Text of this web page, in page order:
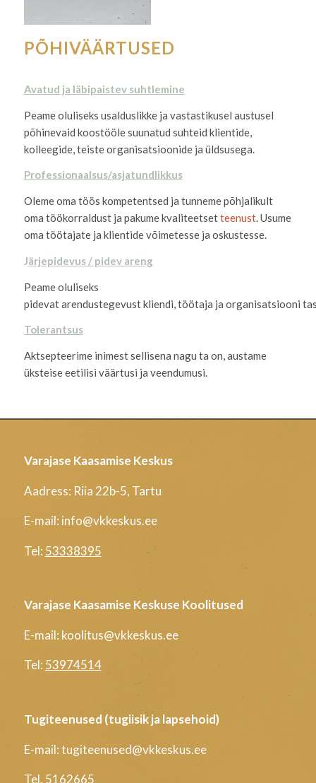
PÕHIVÄÄRTUSED
Avatud ja läbipaistev suhtlemine
Peame oluliseks usalduslikke ja vastastikusel austusel
põhinevaid koostööle suunatud suhteid klientide,
kolleegide, teiste organisatsioonide ja üldsusega.
Professionaalsus/asjatundlikkus
Oleme oma töös kompetentsed ja tunneme põhjalikult
oma töökorraldust ja pakume kvaliteetsetteenust. Usume
oma töötajate ja klientide võimetesse ja oskustesse.
Järjepidevus / pidev areng
Peame oluliseks
pidevat arendustegevust kliendi, töötaja ja organisatsiooni
Tolerantsus
Aktsepteerime inimest sellisena nagu ta on, austame
üksteise eetilisi väärtusi ja veendumusi.
Varajase Kaasamise Keskus
Aadress: Riia 22b-5, Tartu
E-mail: info@vkkeskus.ee
Tel: 53338395
Varajase Kaasamise Keskuse Koolitused
E-mail: koolitus@vkkeskus.ee
Tel: 53974514
Tugiteenused (tugiisik ja lapsehoid)
E-mail: tugiteenused@vkkeskus.ee
Tel. 5162665